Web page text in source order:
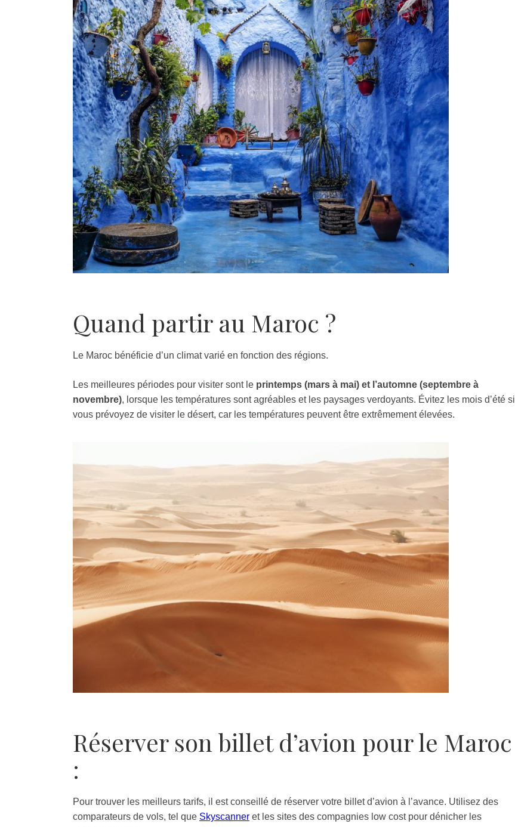
Quand partir au Maroc ?
Le Maroc bénéficie d’un climat varié en fonction des régions.
Les meilleures périodes pour visiter sont le printemps (mars à mai) et l’automne (septembre à
novembre), lorsque les températures sont agréables et les paysages verdoyants. Évitez les mois d’été si
vous prévoyez de visiter le désert, car les températures peuvent être extrêmement élevées.
Réserver son billet d’avion pour le Maroc
:
Pour trouver les meilleurs tarifs, il est conseillé de réserver votre billet d’avion à l’avance. Utilisez des
comparateurs de vols, tel que Skyscanner et les sites des compagnies low cost pour dénicher les